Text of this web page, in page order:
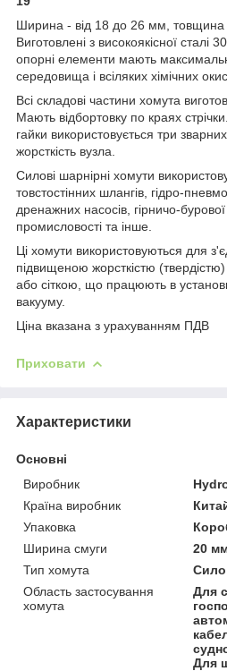
Ширина - від 18 до 26 мм, товщина
Виготовлені з високоякісної сталі
опорні елементи мають
середовища і всіляких хімічних
Всі складові частини хомута
Мають відбортовку по краях
гайки використовується три
жорсткість вузла.
Силові шарнірні хомути
товстостінних шлангів, гідро-
дренажних насосів, гірничо-бурової
промисловості та інше.
Ці хомути використовуються для
підвищеною жорсткістю
або сіткою, що працюють в
вакууму.
Ціна вказана з урахуванням ПДВ
Приховати
Характеристики
Основні
Виробник
Країна виробник
Упаковка
Ширина смуги
20
Тип хомута
Область застосування
хомута
Для
Для